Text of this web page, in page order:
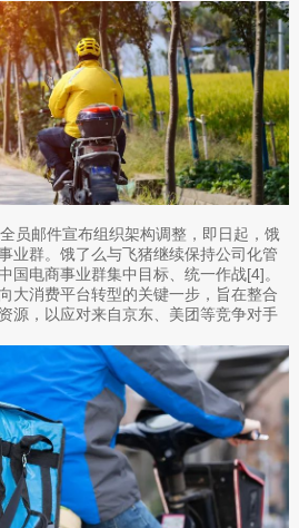
员邮件宣布组织架构调整，即日起，饿
业群。‍饿了么与飞猪继续保持公司化管
国电商事业群集中目标、统一作战[4]。
大消费平台转型的关键一步，旨在整合
源，以应对来自京东、美团等竞争对手